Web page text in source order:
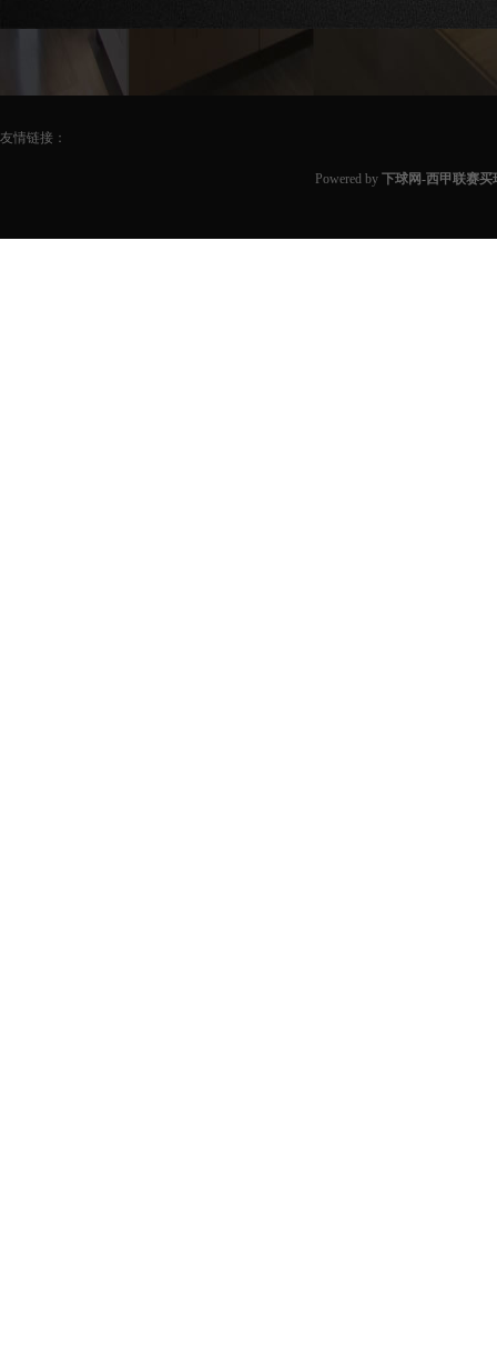
友情链接：
Powered by 下球网-西甲联赛